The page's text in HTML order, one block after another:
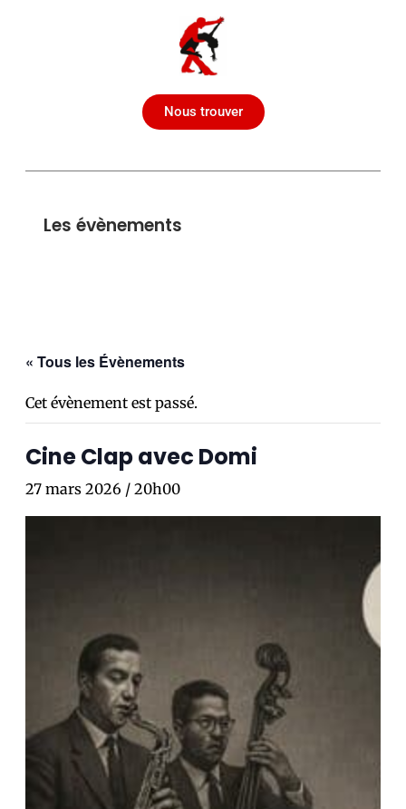
Nous trouver
Les évènements
« Tous les Évènements
Cet évènement est passé.
Cine Clap avec Domi
27 mars 2026 / 20h00